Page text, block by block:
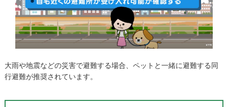
大雨や地震などの災害で避難する場合、ペットと一緒に避難する同
行避難が推奨されています。